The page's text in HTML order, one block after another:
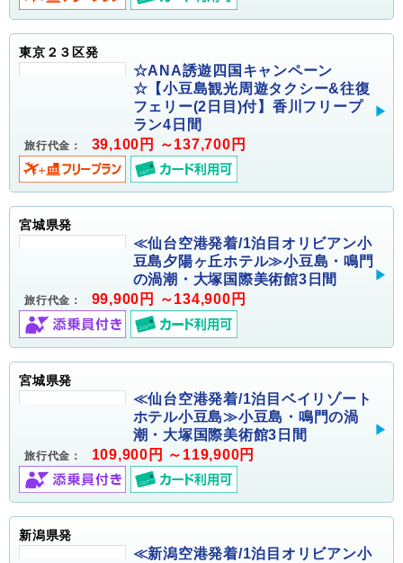
東京２３区発
☆ANA誘遊四国キャンペーン
☆【小豆島観光周遊タクシー&往復
フェリー(2日目)付】香川フリープ
ラン4日間
旅行代金： 39,100円 ～137,700円
宮城県発
≪仙台空港発着/1泊目オリビアン小
豆島夕陽ヶ丘ホテル≫小豆島・鳴門
の渦潮・大塚国際美術館3日間
旅行代金： 99,900円 ～134,900円
宮城県発
≪仙台空港発着/1泊目ベイリゾート
ホテル小豆島≫小豆島・鳴門の渦
潮・大塚国際美術館3日間
旅行代金： 109,900円 ～119,900円
新潟県発
≪新潟空港発着/1泊目オリビアン小